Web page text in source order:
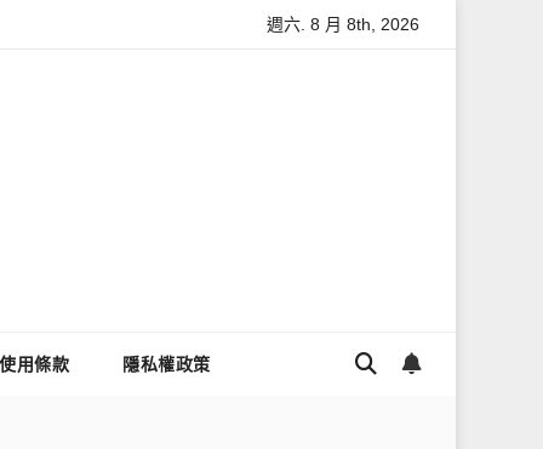
怎麼讓Threads流量變多？高效提升流量的完整教學
週六. 8 月 8th, 2026
使用條款 隱私權政策